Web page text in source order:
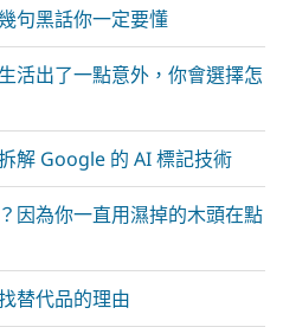
句黑話你一定要懂
活出了一點意外，你會選擇怎
解 Google 的 AI 標記技術
因為你一直用濕掉的木頭在點
替代品的理由